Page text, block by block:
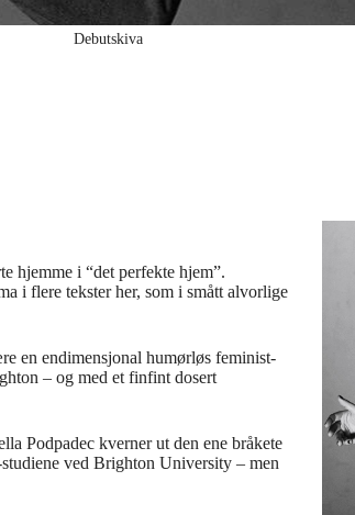
Debutskiva
hjemme i “det perfekte hjem”.
i flere tekster her, som i smått alvorlige
en endimensjonal humørløs feminist-
– og med et finfint dosert
Podpadec kverner ut den ene bråkete
ved Brighton University – men